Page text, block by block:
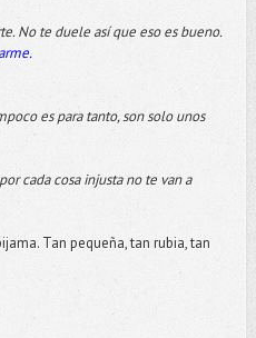
No te duele así que eso es bueno.
es para tanto, son solo unos
cada cosa injusta no te van a
Tan pequeña, tan rubia, tan